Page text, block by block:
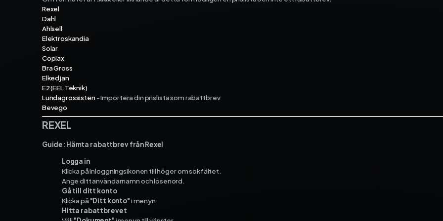
Rexel
Dahl
Ahlsell
Elektroskandia
Solar
Copiax
Bra Gross
Elkedjan
E2 (EEL Teknik)
Lundagrossisten- Importera din prislista som rabattbrev
Bevego
REXEL
Guide: Hämta rabattbrev från Rexel
Logga in
Klicka på inloggningsikonen till höger om sökfältet.
Ange ditt användarnamn och lösenord.
Gå till ditt konto
Klicka på "Ditt konto"i menyn.
Hitta rabattbrevet